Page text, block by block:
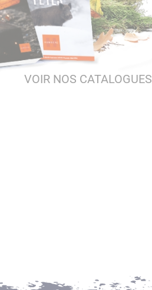
VOIR NOS CATALOGUES